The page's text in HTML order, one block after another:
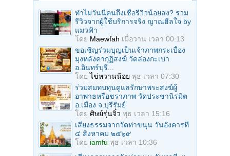
ทำไมวันนี้คนถึงเชื่อรีวิวน้อยลง? รวม
รีวิวจากผู้ใช้บริการจริง ญาณฮีลใจ by
แมวฟ้า
โดย Maewfah เมื่อวาน เวลา 00:13
ขอเชิญร่วมบุญเป็นเจ้าภาพกระเบื้อง
มุงหลังคากุฏิสงฆ์ วัดล่องกะเบา
อ.อินทร์บุรี...
โดยไข่หวานน้อย พุธ เวลา 07:30
ร่วมสมทบทุนดูแลรักษาพระสงฆ์ผู้
อาพาธหรือชราภาพ วัดประชานิรมิต
อ.เมือง จ.บุรีรัมย์
โดย ศิษย์รุ่นจิ๋ว พุธ เวลา 15:16
เสียงธรรมจากวัดท่าขนุน วันอังคารที่
๔ สิงหาคม ๒๕๖๙
โดย iamfu พุธ เวลา 10:36